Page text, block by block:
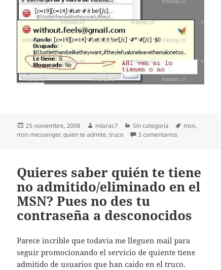
Publicado
el
25 noviembre, 2008 Autor
mlarac7 Categorías
Sin categoría Etiquetas
msn,
msn messenger,quien te admite,truco 3 comentarios
Quieres saber quién te tiene
no admitido/eliminado en el
MSN? Pues no des tu
contraseña a desconocidos
Parece incrible que todavia me lleguen mail para
seguir promocionando el servicio de quiente tiene
admitido de usuarios que han caido en el truco.